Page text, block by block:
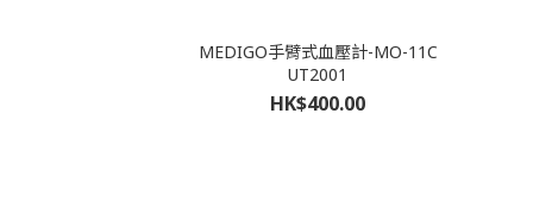
MEDIGO手臂式血壓計-MO-11C
UT2001
HK$400.00